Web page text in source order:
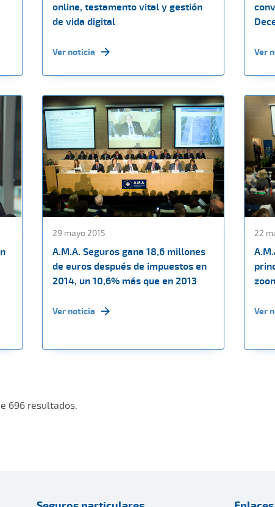
online, testamento vital y gestión
de vida digital
Ver noticia Ver
29 mayo 2015
A.M.A. Seguros gana 18,6 millones
de euros después de impuestos en
2014, un 10,6% más que en 2013
Ver noticia
22
Ver
696 resultados.